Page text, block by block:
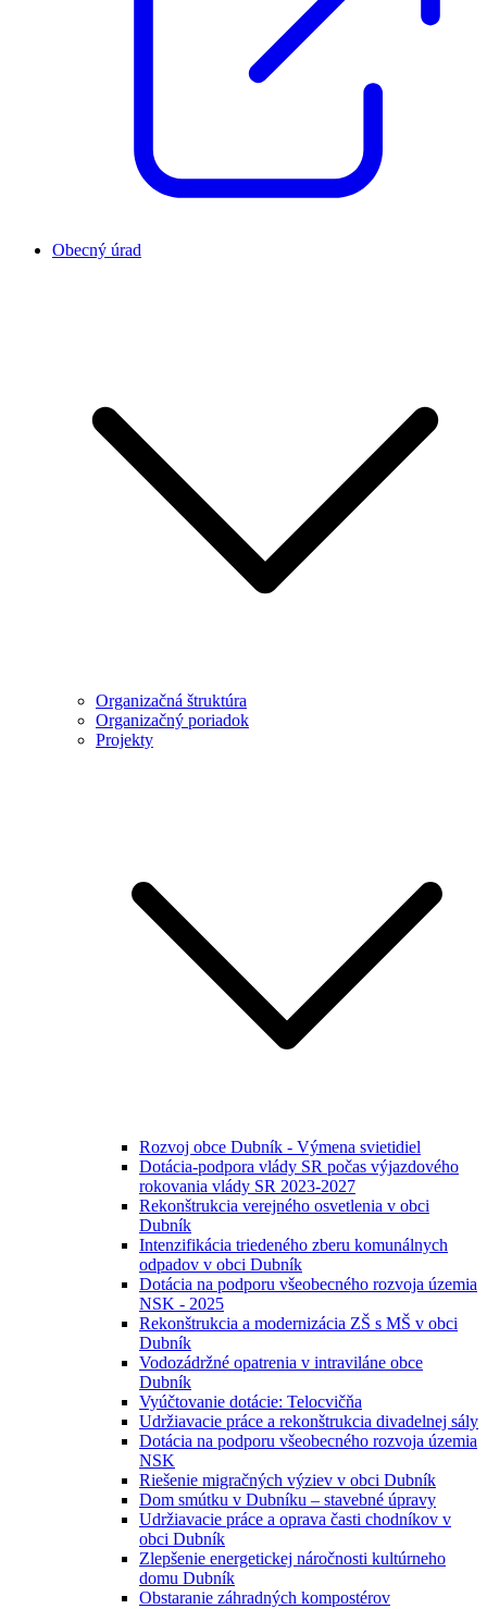
Obecný úrad
Organizačná štruktúra
Organizačný poriadok
Projekty
Rozvoj obce Dubník - Výmena svietidiel
Dotácia-podpora vlády SR počas výjazdového
rokovania vlády SR 2023-2027
Rekonštrukcia verejného osvetlenia v obci
Dubník
Intenzifikácia triedeného zberu komunálnych
odpadov v obci Dubník
Dotácia na podporu všeobecného rozvoja územia
NSK - 2025
Rekonštrukcia a modernizácia ZŠ s MŠ v obci
Dubník
Vodozádržné opatrenia v intraviláne obce
Dubník
Vyúčtovanie dotácie: Telocvičňa
Udržiavacie práce a rekonštrukcia divadelnej sály
Dotácia na podporu všeobecného rozvoja územia
NSK
Riešenie migračných výziev v obci Dubník
Dom smútku v Dubníku – stavebné úpravy
Udržiavacie práce a oprava časti chodníkov v
obci Dubník
Zlepšenie energetickej náročnosti kultúrneho
domu Dubník
Obstaranie záhradných kompostérov